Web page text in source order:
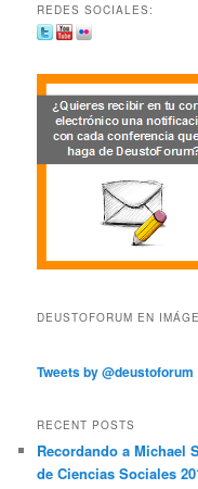
REDES SOCIALES:
DEUSTOFORUM EN
Tweets by @deustoforum
RECENT POSTS
Recordando a Michael
de Ciencias Sociales